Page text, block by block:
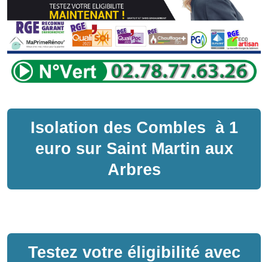
Isolation des Combles à 1
euro sur Saint Martin aux
Arbres
Testez votre éligibilité avec